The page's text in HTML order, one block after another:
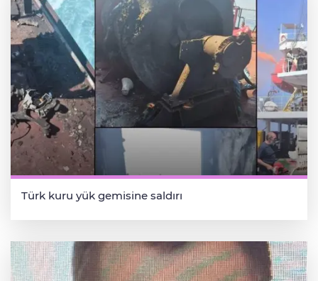
Türk kuru yük gemisine saldırı